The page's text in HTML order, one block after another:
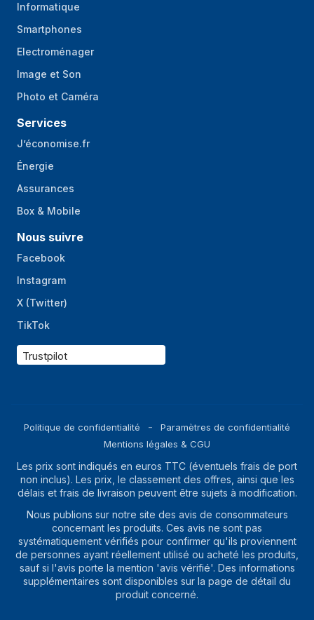
Informatique
Smartphones
Electroménager
Image et Son
Photo et Caméra
Services
J’économise.fr
Énergie
Assurances
Box & Mobile
Nous suivre
Facebook
Instagram
X (Twitter)
TikTok
Trustpilot
Politique de confidentialité
Paramètres de confidentialité
Mentions légales & CGU
Les prix sont indiqués en euros TTC (éventuels frais de port
non inclus). Les prix, le classement des offres, ainsi que les
délais et frais de livraison peuvent être sujets à modification.
Nous publions sur notre site des avis de consommateurs
concernant les produits. Ces avis ne sont pas
systématiquement vérifiés pour confirmer qu'ils proviennent
de personnes ayant réellement utilisé ou acheté les produits,
sauf si l'avis porte la mention 'avis vérifié'. Des informations
supplémentaires sont disponibles sur la page de détail du
produit concerné.